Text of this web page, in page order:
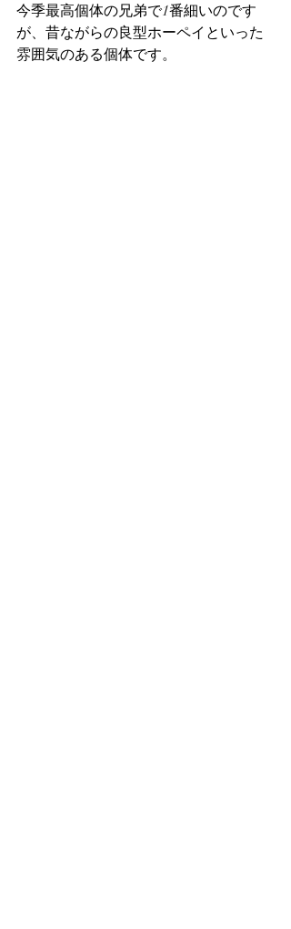
今季最高個体の兄弟で1番細いのです
が、昔ながらの良型ホーペイといった
雰囲気のある個体です。